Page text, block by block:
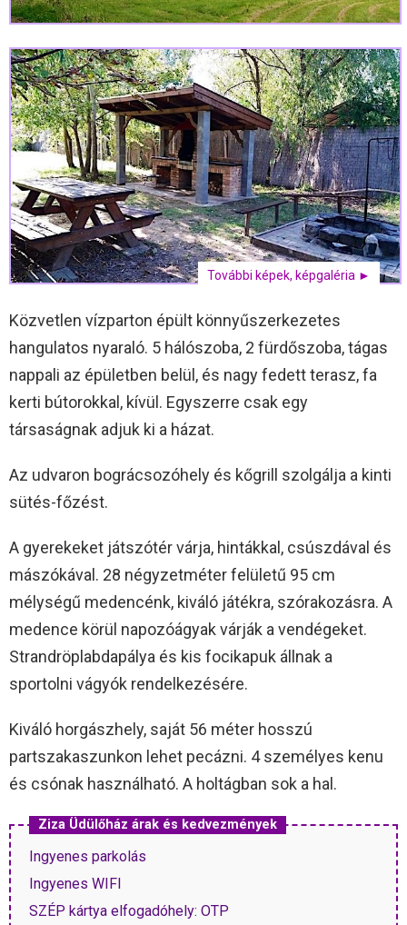
További képek, képgaléria ►
Közvetlen vízparton épült könnyűszerkezetes
hangulatos nyaraló. 5 hálószoba, 2 fürdőszoba, tágas
nappali az épületben belül, és nagy fedett terasz, fa
kerti bútorokkal, kívül. Egyszerre csak egy
társaságnak adjuk ki a házat.
Az udvaron bográcsozóhely és kőgrill szolgálja a kinti
sütés-főzést.
A gyerekeket játszótér várja, hintákkal, csúszdával és
mászókával. 28 négyzetméter felületű 95 cm
mélységű medencénk, kiváló játékra, szórakozásra. A
medence körül napozóágyak várják a vendégeket.
Strandröplabdapálya és kis focikapuk állnak a
sportolni vágyók rendelkezésére.
Kiváló horgászhely, saját 56 méter hosszú
partszakaszunkon lehet pecázni. 4 személyes kenu
és csónak használható. A holtágban sok a hal.
Ziza Üdülőház árak és kedvezmények
Ingyenes parkolás
Ingyenes WIFI
SZÉP kártya elfogadóhely: OTP